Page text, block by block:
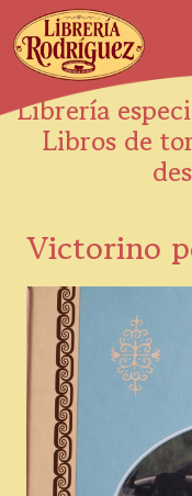
Librería
Libros de
Victorino